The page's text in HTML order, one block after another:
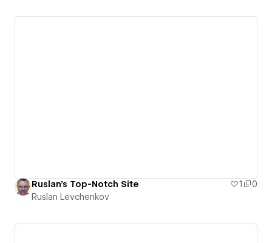
Ruslan's Top-Notch Site 1
0
Ruslan Levchenkov